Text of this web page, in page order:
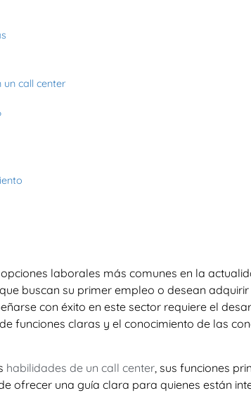
call center
laborales más comunes en la
buscan su primer empleo o desean adquirir
con éxito en este sector requiere el
funciones claras y el conocimiento de las
habilidades de un call center , sus funciones
de ofrecer una guía clara para quienes están